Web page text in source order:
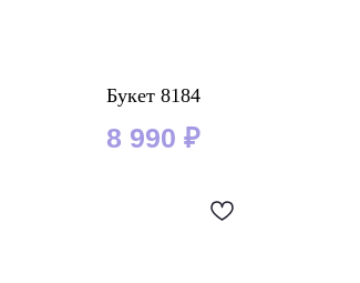
Букет 8184
8 990 ₽